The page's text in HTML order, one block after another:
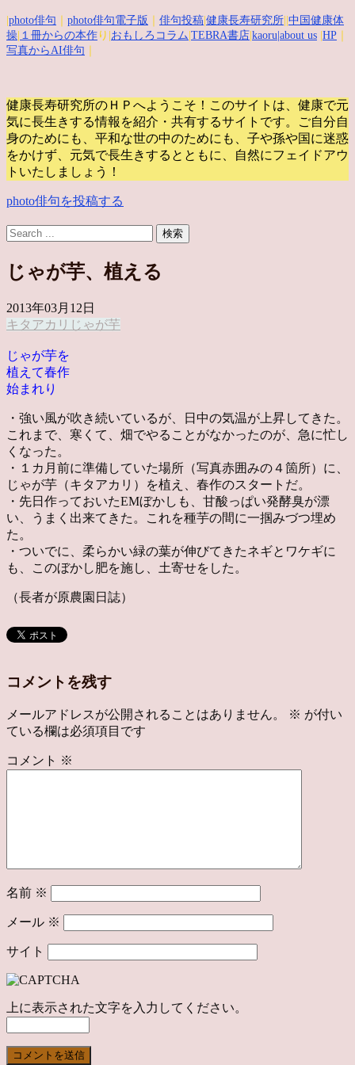
photo俳句 photo俳句電子版 俳句投稿 健康長寿研究所 中国健康体
操 １冊からの本作 り| おもしろコラム TEBRA書店 kaoru |about us HP
写真からAI俳句
健康長寿研究所のＨＰへようこそ！このサイトは、健康で元
気に長生きする情報を紹介・共有するサイトです。
ご自分自
身のためにも、平和な世の中のためにも、子や孫や国に迷惑
をかけず、元気で長生きするとともに、自然にフェイドアウ
トいたしましょう！
photo俳句を投稿する
じゃが芋、植える
2013年03月12日
キタアカリ じゃが芋
じゃが芋を
植えて春作
始まれり
・強い風が吹き続いているが、日中の気温が上昇してきた。
これまで、寒くて、畑でやることがなかったのが、急に忙し
くなった。
・１カ月前に準備していた場所（写真赤囲みの４箇所）に、
じゃが芋（キタアカリ）を植え、春作のスタートだ。
・先日作っておいたEMぼかしも、甘酸っぱい発酵臭が漂
い、うまく出来てきた。これを種芋の間に一掴みづつ埋め
た。
・ついでに、柔らかい緑の葉が伸びてきたネギとワケギに
も、このぼかし肥を施し、土寄せをした。
（長者が原農園日誌）
コメントを残す
メールアドレスが公開されることはありません。 ※ が付い
ている欄は必須項目です
コメント ※
名前 ※
メール ※
サイト
上に表示された文字を入力してください。